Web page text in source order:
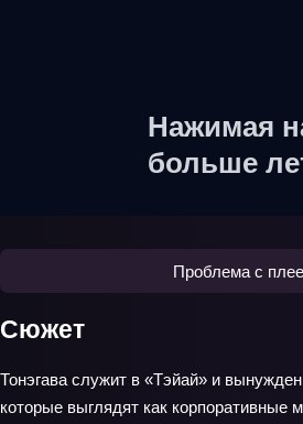
Нажимая
больше
Проблема с
Сюжет
Тонэгава служит в «Тэйай» и
которые выглядят как